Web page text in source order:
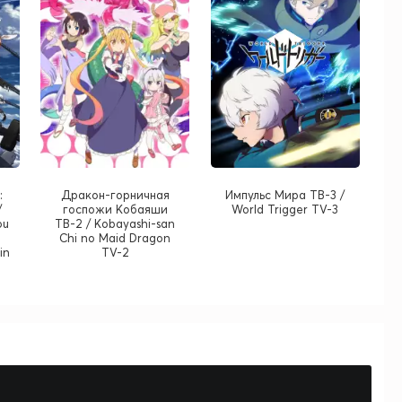
Дракон-горничная
госпожи Кобаяши
ТВ-2 / Kobayashi-san
Chi no Maid Dragon
TV-2
Импульс Мира ТВ-3 /
World Trigger TV-3